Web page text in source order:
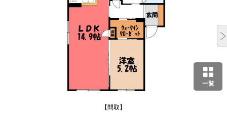
一覧
【間取】